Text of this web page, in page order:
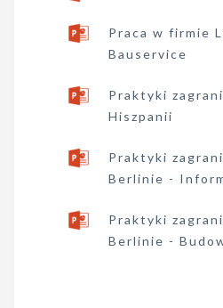
Praca w firmie
Bauservice
Praktyki
Hiszpanii
Praktyki
Berlinie -
Praktyki
Berlinie -